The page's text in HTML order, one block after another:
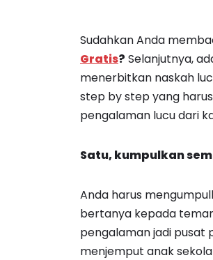
Sudahkan Anda
Gratis? Selanjutnya,
menerbitkan naskah
step by step yang
pengalaman lucu dari
Satu, kumpulkan
Anda harus
bertanya kepada
pengalaman jadi pusat
menjemput anak